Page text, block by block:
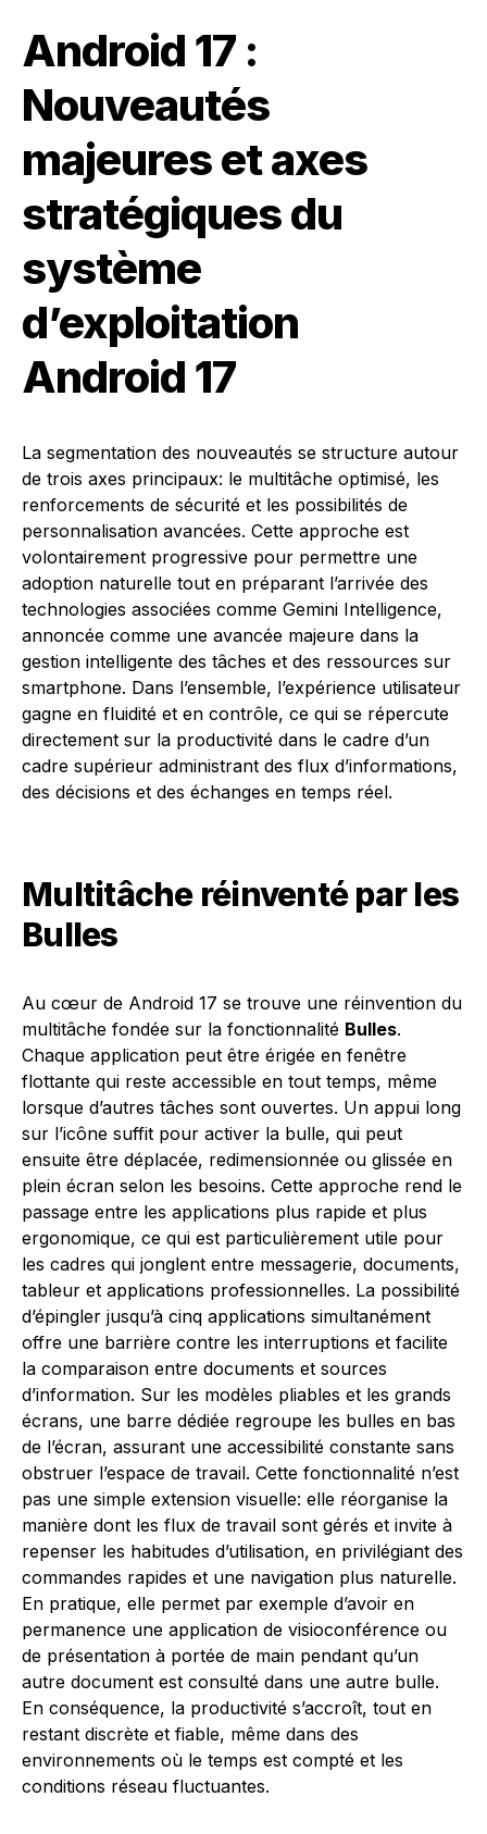
Android 17 :
Nouveautés
majeures et axes
stratégiques du
système
d’exploitation
Android 17
La segmentation des nouveautés se structure autour
de trois axes principaux: le multitâche optimisé, les
renforcements de sécurité et les possibilités de
personnalisation avancées. Cette approche est
volontairement progressive pour permettre une
adoption naturelle tout en préparant l’arrivée des
technologies associées comme Gemini Intelligence,
annoncée comme une avancée majeure dans la
gestion intelligente des tâches et des ressources sur
smartphone. Dans l’ensemble, l’expérience utilisateur
gagne en fluidité et en contrôle, ce qui se répercute
directement sur la productivité dans le cadre d’un
cadre supérieur administrant des flux d’informations,
des décisions et des échanges en temps réel.
Multitâche réinventé par les
Bulles
Au cœur de Android 17 se trouve une réinvention du
multitâche fondée sur la fonctionnalité Bulles.
Chaque application peut être érigée en fenêtre
flottante qui reste accessible en tout temps, même
lorsque d’autres tâches sont ouvertes. Un appui long
sur l’icône suffit pour activer la bulle, qui peut
ensuite être déplacée, redimensionnée ou glissée en
plein écran selon les besoins. Cette approche rend le
passage entre les applications plus rapide et plus
ergonomique, ce qui est particulièrement utile pour
les cadres qui jonglent entre messagerie, documents,
tableur et applications professionnelles. La possibilité
d’épingler jusqu’à cinq applications simultanément
offre une barrière contre les interruptions et facilite
la comparaison entre documents et sources
d’information. Sur les modèles pliables et les grands
écrans, une barre dédiée regroupe les bulles en bas
de l’écran, assurant une accessibilité constante sans
obstruer l’espace de travail. Cette fonctionnalité n’est
pas une simple extension visuelle: elle réorganise la
manière dont les flux de travail sont gérés et invite à
repenser les habitudes d’utilisation, en privilégiant des
commandes rapides et une navigation plus naturelle.
En pratique, elle permet par exemple d’avoir en
permanence une application de visioconférence ou
de présentation à portée de main pendant qu’un
autre document est consulté dans une autre bulle.
En conséquence, la productivité s’accroît, tout en
restant discrète et fiable, même dans des
environnements où le temps est compté et les
conditions réseau fluctuantes.